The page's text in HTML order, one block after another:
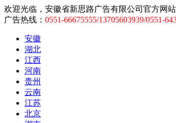
欢迎光临，安徽省新思路广告有限公司官方网站
广告热线： 0551-66675555/13705603939/0551-
安徽
湖北
江西
河南
贵州
云南
江苏
北京